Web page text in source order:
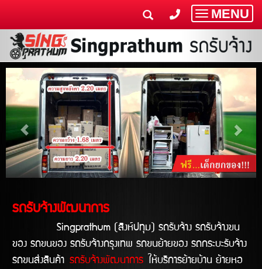
Toggle
MENU
รถรับจ้างพัฒนาการ
Singprathum (สิงห์ปทุม) รถรับจ้าง รถรับจ้างขน
ของ รถขนของ รถรับจ้างกรุงเทพ รถขนย้ายของ รถกระบะรับจ้าง
รถขนส่งสินค้า รถรับจ้างพัฒนาการ ให้บริการย้ายบ้าน ย้ายหอ